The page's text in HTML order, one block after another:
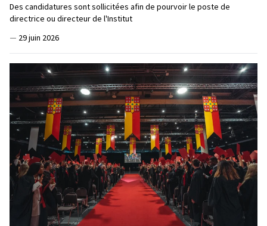
Des candidatures sont sollicitées afin de pourvoir le poste de
directrice ou directeur de l'Institut
— 29 juin 2026